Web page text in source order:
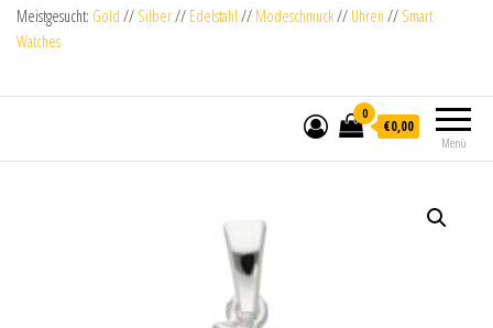
Meistgesucht: Gold // Silber// Edelstahl // Modeschmuck// Uhren // Smart
Watches
Menü
0
€0,00